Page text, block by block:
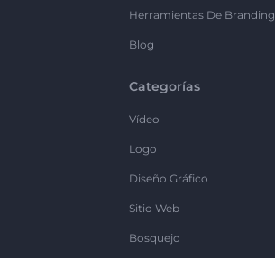
Herramientas De Branding
Blog
Categorías
Vídeo
Logo
Diseño Gráfico
Sitio Web
Bosquejo